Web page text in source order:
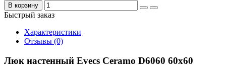
В корзину
Быстрый заказ
Характеристики
Отзывы (0)
Люк настенный Evecs Ceramo D6060 60x60